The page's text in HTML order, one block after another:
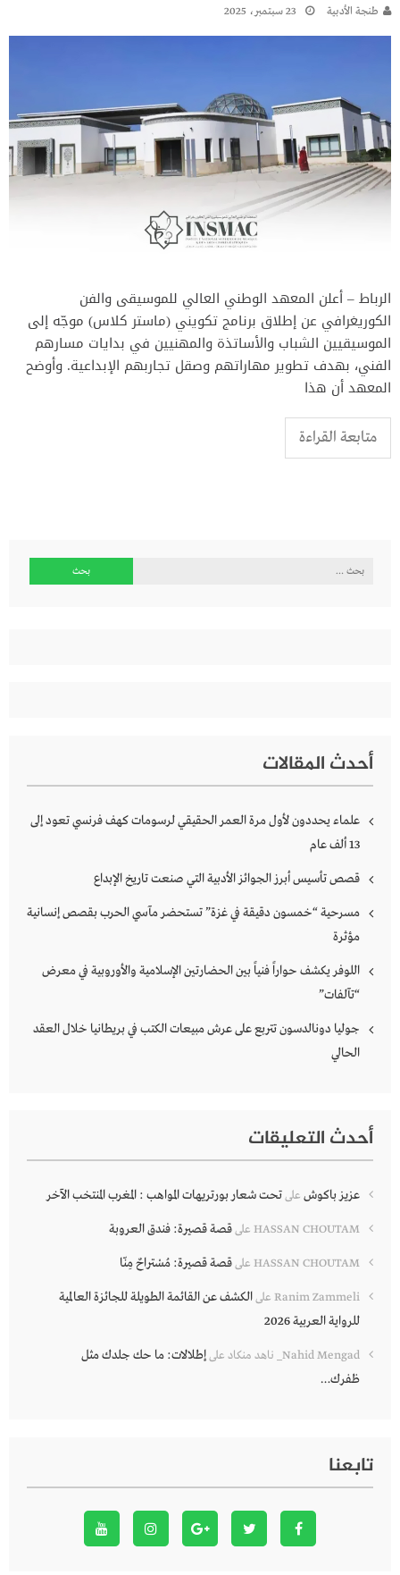
طنجة الأدبية 23 سبتمبر، 2025
الرباط – أعلن المعهد الوطني العالي للموسيقى والفن
الكوريغرافي عن إطلاق برنامج تكويني (ماستر كلاس) موجّه إلى
الموسيقيين الشباب والأساتذة والمهنيين في بدايات مسارهم
الفني، بهدف تطوير مهاراتهم وصقل تجاربهم الإبداعية. وأوضح
المعهد أن هذا
متابعة القراءة
البحث
أحدث المقالات
علماء يحددون لأول مرة العمر الحقيقي لرسومات كهف فرنسي تعود إلى
13 ألف عام
قصص تأسيس أبرز الجوائز الأدبية التي صنعت تاريخ الإبداع
مسرحية “خمسون دقيقة في غزة” تستحضر مآسي الحرب بقصص إنسانية
مؤثرة
اللوفر يكشف حواراً فنياً بين الحضارتين الإسلامية والأوروبية في معرض
“تآلفات”
جوليا دونالدسون تتربع على عرش مبيعات الكتب في بريطانيا خلال العقد
الحالي
أحدث التعليقات
عزيز باكوش علىتحت شعار بورتريهات المواهب : المغرب المنتخب الآخر
HASSAN CHOUTAM علىقصة قصيرة: فندق العروبة
HASSAN CHOUTAM علىقصة قصيرة: مُسْتراحٌ مِنّا
Ranim Zammeli علىالكشف عن القائمة الطويلة للجائزة العالمية
للرواية العربية 2026
Nahid Mengad_ ناهد منكاد علىإطلالات: ما حك جلدك مثل
ظفرك…
تابعنا